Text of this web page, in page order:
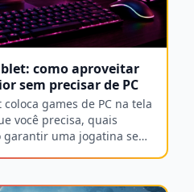
como aproveitar
sem precisar de PC
games de PC na tela
você precisa, quais
uma jogatina sem